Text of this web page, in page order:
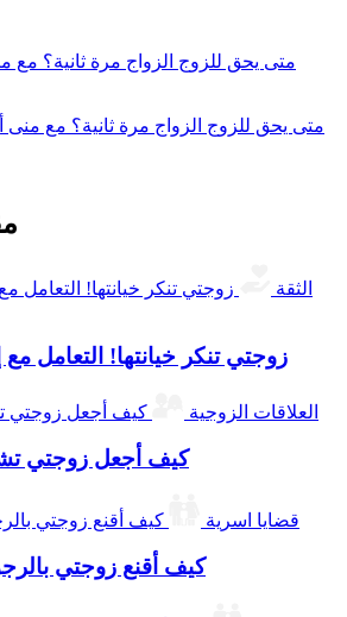
متى يحق للزوج الزواج مرة ثانية؟ مع
الثقة
زوجتي تنكر خيانتها! التعامل مع
العلاقات الزوجية
كيف أجعل زوجتي
قضايا اسرية
كيف أقنع زوجتي